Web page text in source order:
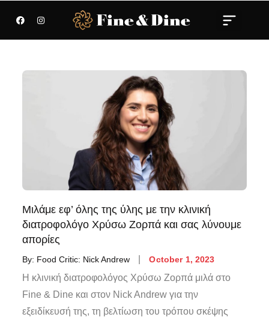
Μιλάμε εφ’ όλης της ύλης με την κλινική
διατροφολόγο Χρύσω Ζορπά και σας λύνουμε
απορίες
By: Food Critic: Nick Andrew October 1, 2023
Η κλινική διατροφολόγος Χρύσω Ζορπά μιλά στο
Fine & Dine και στον Nick Andrew για την
εξειδίκευσή της, τη βελτίωση του τρόπου σκέψης